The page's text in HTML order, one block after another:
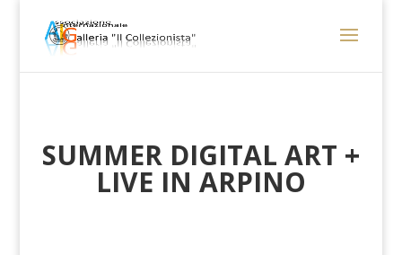
SUMMER DIGITAL ART +
LIVE IN ARPINO